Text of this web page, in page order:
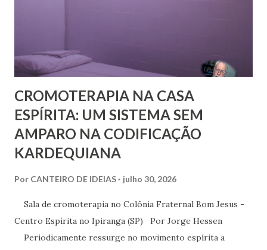
CROMOTERAPIA NA CASA
ESPÍRITA: UM SISTEMA SEM
AMPARO NA CODIFICAÇÃO
KARDEQUIANA
Por CANTEIRO DE IDEIAS julho 30, 2026
Sala de cromoterapia no Colônia Fraternal Bom Jesus -
Centro Espírita no Ipiranga (SP) Por Jorge Hessen
Periodicamente ressurge no movimento espírita a